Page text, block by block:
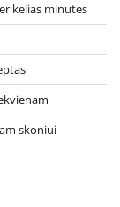
kelias minutes
skoniui